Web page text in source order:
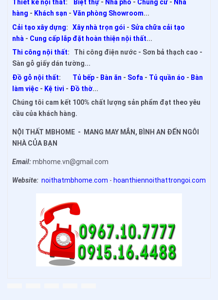
Thiết kế nội thất: Biệt thự - Nhà phố - Chung cư - Nhà
hàng - Khách sạn - Văn phòng Showroom...
Cải tạo xây dựng: Xây nhà trọn gói - Sửa chữa cải tạo
nhà - Cung cấp lắp đặt hoàn thiện nội thất...
Thi công nội thất: Thi công điện nước - Sơn bả thạch cao -
Sàn gỗ giấy dán tường...
Đồ gỗ nội thất: Tủ bếp - Bàn ăn - Sofa - Tủ quần áo - Bàn
làm việc - Kệ tivi - Đồ thờ...
Chúng tôi cam kết 100% chất lượng sản phẩm đạt theo yêu
cầu của khách hàng.
NỘI THẤT MBHOME - MANG MAY MẮN, BÌNH AN ĐẾN NGÔI
NHÀ CỦA BẠN
Email:mbhome.vn@gmail.com
Website: noithatmbhome.com - hoanthiennoithattrongoi.com